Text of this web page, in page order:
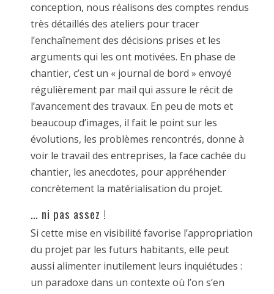
conception, nous réalisons des comptes rendus
très détaillés des ateliers pour tracer
l’enchaînement des décisions prises et les
arguments qui les ont motivées. En phase de
chantier, c’est un « journal de bord » envoyé
régulièrement par mail qui assure le récit de
l’avancement des travaux. En peu de mots et
beaucoup d’images, il fait le point sur les
évolutions, les problèmes rencontrés, donne à
voir le travail des entreprises, la face cachée du
chantier, les anecdotes, pour appréhender
concrètement la matérialisation du projet.
… ni pas assez !
Si cette mise en visibilité favorise l’appropriation
du projet par les futurs habitants, elle peut
aussi alimenter inutilement leurs inquiétudes :
un paradoxe dans un contexte où l’on s’en